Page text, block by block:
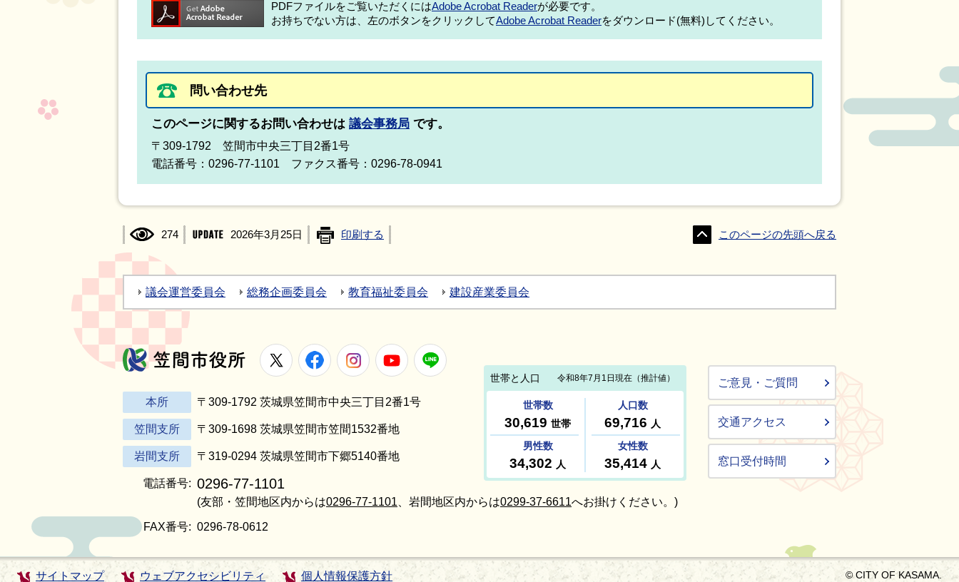
PDFファイルをご覧いただくにはAdobe Acrobat Readerが必要です。
お持ちでない方は、左のボタンをクリックしてAdobe Acrobat Readerをダウンロード(無料)してください。
問い合わせ先
このページに関するお問い合わせは 議会事務局 です。
〒309-1792 笠間市中央三丁目2番1号
電話番号：0296-77-1101 ファクス番号：0296-78-0941
274 2026年3月25日 印刷する このページの先頭へ戻る
議会運営委員会 総務企画委員会 教育福祉委員会 建設産業委員会
笠間市役所
X FacebookInstagramYoutube
本所 〒309-1792 茨城県笠間市中央三丁目2番1号
笠間支所 〒309-1698 茨城県笠間市笠間1532番地
岩間支所 〒319-0294 茨城県笠間市下郷5140番地
電話番号: 0296-77-1101
(友部・笠間地区内からは0296-77-1101 、岩間地区内からは0299-37-6611へお掛けください。)
FAX番号: 0296-78-0612
ご意見・ご質問
交通アクセス
窓口受付時間
サイトマップ ウェブアクセシビリティ 個人情報保護方針 © CITY OF KASAMA.